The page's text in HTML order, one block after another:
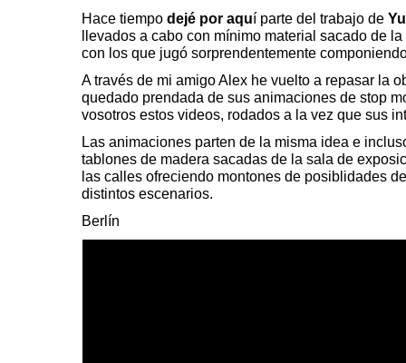
Hace tiempo dejé por aquíparte del trabajo de
llevados a cabo con mínimo material sacado de
con los que jugó sorprendentemente
A través de mi amigo Alex he vuelto a repasar la
quedado prendada de sus animaciones de stop
vosotros estos videos, rodados a la vez que sus
Las animaciones parten de la misma idea e
tablones de madera sacadas de la sala de
las calles ofreciendo montones de posiblidades
distintos escenarios.
Berlín